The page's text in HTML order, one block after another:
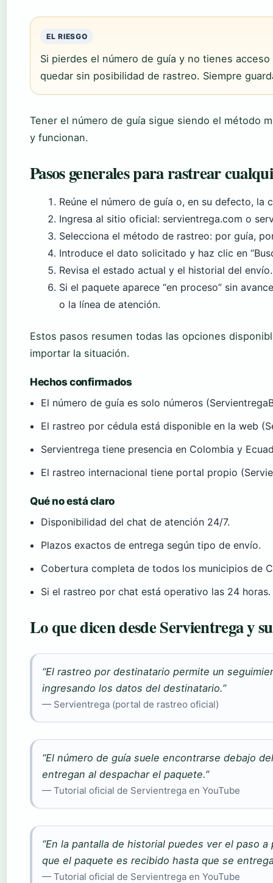
EL RIESGO
Si pierdes el número de guía y no tienes
quedar sin posibilidad de rastreo. Siempre
Tener el número de guía sigue siendo el método
y funcionan.
Pasos generales para rastrear
Reúne el número de guía o, en su defecto, la
Ingresa al sitio oficial: servientrega.com o
Selecciona el método de rastreo: por guía,
Introduce el dato solicitado y haz clic en
Revisa el estado actual y el historial del envío.
Si el paquete aparece “en proceso” sin
o la línea de atención.
Estos pasos resumen todas las opciones
importar la situación.
Hechos confirmados
El número de guía es solo números
El rastreo por cédula está disponible en la web
Servientrega tiene presencia en Colombia y
El rastreo internacional tiene portal propio
Qué no está claro
Disponibilidad del chat de atención 24/7.
Plazos exactos de entrega según tipo de envío.
Cobertura completa de todos los municipios de
Si el rastreo por chat está operativo las 24 horas.
Lo que dicen desde Servientrega y
“El rastreo por destinatario permite un
ingresando los datos del destinatario.”
— Servientrega (portal de rastreo oficial)
“El número de guía suele encontrarse debajo
entregan al despachar el paquete.”
— Tutorial oficial de Servientrega en YouTube
“En la pantalla de historial puedes ver el paso
que el paquete es recibido hasta que se
— Tutorial oficial de Servientrega en YouTube